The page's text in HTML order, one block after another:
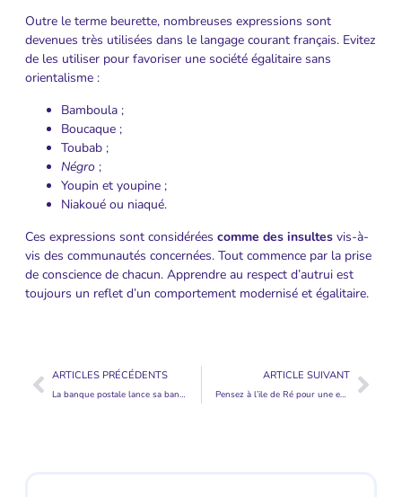
Outre le terme beurette, nombreuses expressions sont
devenues très utilisées dans le langage courant français. Evitez
de les utiliser pour favoriser une société égalitaire sans
orientalisme :
Bamboula ;
Boucaque ;
Toubab ;
Négro ;
Youpin et youpine ;
Niakoué ou niaqué.
Ces expressions sont considérées comme des insultes vis-à-
vis des communautés concernées. Tout commence par la prise
de conscience de chacun. Apprendre au respect d’autrui est
toujours un reflet d’un comportement modernisé et égalitaire.
ARTICLES PRÉCÉDENTS
La banque postale lance sa banque en ligne : Ma French Bank
ARTICLE SUIVANT
Pensez à l’ile de Ré pour une escapade familiale